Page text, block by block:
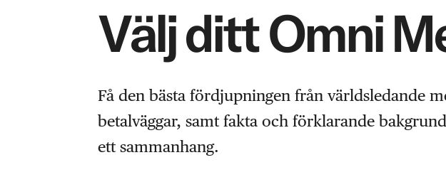
Välj ditt Omni
Få den bästa fördjupningen från världsledande
betalväggar, samt fakta och förklarande
ett sammanhang.